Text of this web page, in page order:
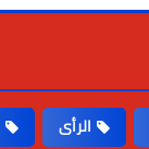
الرأى